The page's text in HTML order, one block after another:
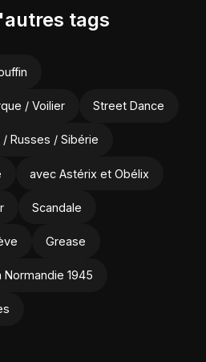
tags
/ Voilier Street Dance
/ Russes / Sibérie
avec Astérix et Obélix
Scandale
Grease
1945